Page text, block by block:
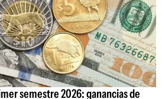
semestre 2026: ganancias de